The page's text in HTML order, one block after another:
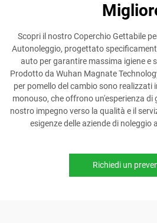
Scopri il nostro Coperchio Gettabile
Autonoleggio, progettato
auto per garantire massima igiene e
Prodotto da Wuhan Magnate
per pomello del cambio sono realizzati
monouso, che offrono un'esperienza di
nostro impegno verso la qualità e il
esigenze delle aziende di
Richiedi un